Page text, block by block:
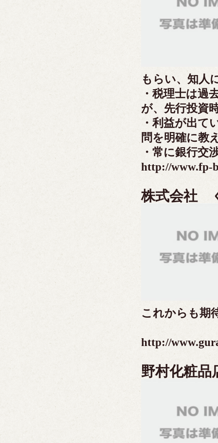
もらい、知人
・税理士は過
が、先行投資
・利益が出て
問を明確に教
・常に銀行交
http://www.fp-
株式会社
これからも期
http://
野村化粧品